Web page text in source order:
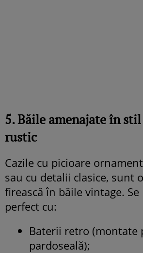
5. Băile amenajate în
rustic
Cazile cu picioare
sau cu detalii clasice, sunt
firească în băile vintage.
perfect cu:
Baterii retro (montate
pardoseală);